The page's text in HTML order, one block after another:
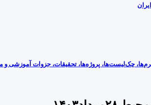
چک‌لیست‌ها، پروژه‌ها، تحقیقات، جزوات آموزشی و